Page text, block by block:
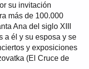
su invitación
más de 100.000
Ana del siglo XIII
a él y su esposa y se
y exposiciones
(El Cruce de